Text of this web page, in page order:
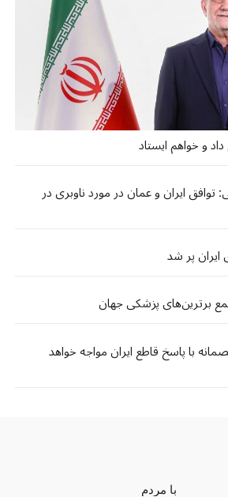
و خواهم ایستاد
توافق ایران و عمان در مورد ناوبری در
برترین‌های پزشکی جهان
با پاسخ قاطع ایران مواجه خواهد
با مردم